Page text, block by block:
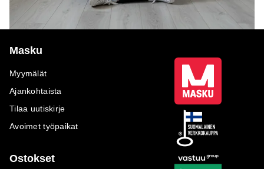
Masku
Myymälät
Ajankohtaista
Tilaa uutiskirje
Avoimet työpaikat
Ostokset